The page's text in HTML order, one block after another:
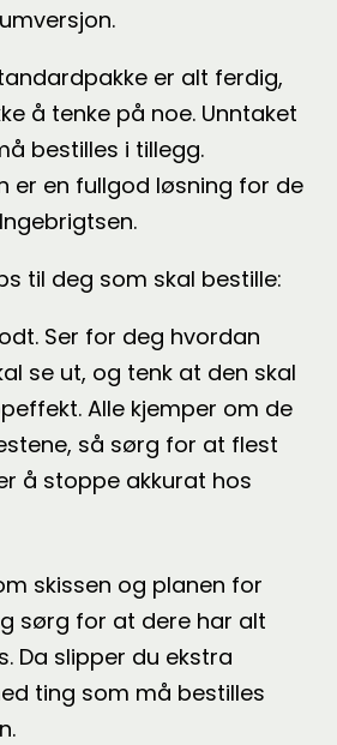
er alt ferdig,
å tenke på noe. Unntaket
bestilles i tillegg.
er en fullgod løsning for de
til deg som skal bestille:
Ser for deg hvordan
se ut, og tenk at den skal
Alle kjemper om de
så sørg for at flest
å stoppe akkurat hos
skissen og planen for
sørg for at dere har alt
Da slipper du ekstra
ting som må bestilles